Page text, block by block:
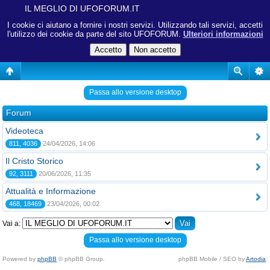
I cookie ci aiutano a fornire i nostri servizi. Utilizzando tali servizi, accetti
l'utilizzo dei cookie da parte del sito UFOFORUM. Ulteriori informazioni
IL MEGLIO DI UFOFORUM.IT
Passa allo versione desktop
Forum
Videoteca
811, 4036 24/04/2026, 14:06
Il Cristo Storico
92, 3111 20/06/2026, 11:35
Attualità e Informazione
468, 18469 23/04/2026, 00:02
Vai a:
Passa allo versione desktop
Powered by phpBB © phpBB Group. phpBB Mobile / SEO byArtodia